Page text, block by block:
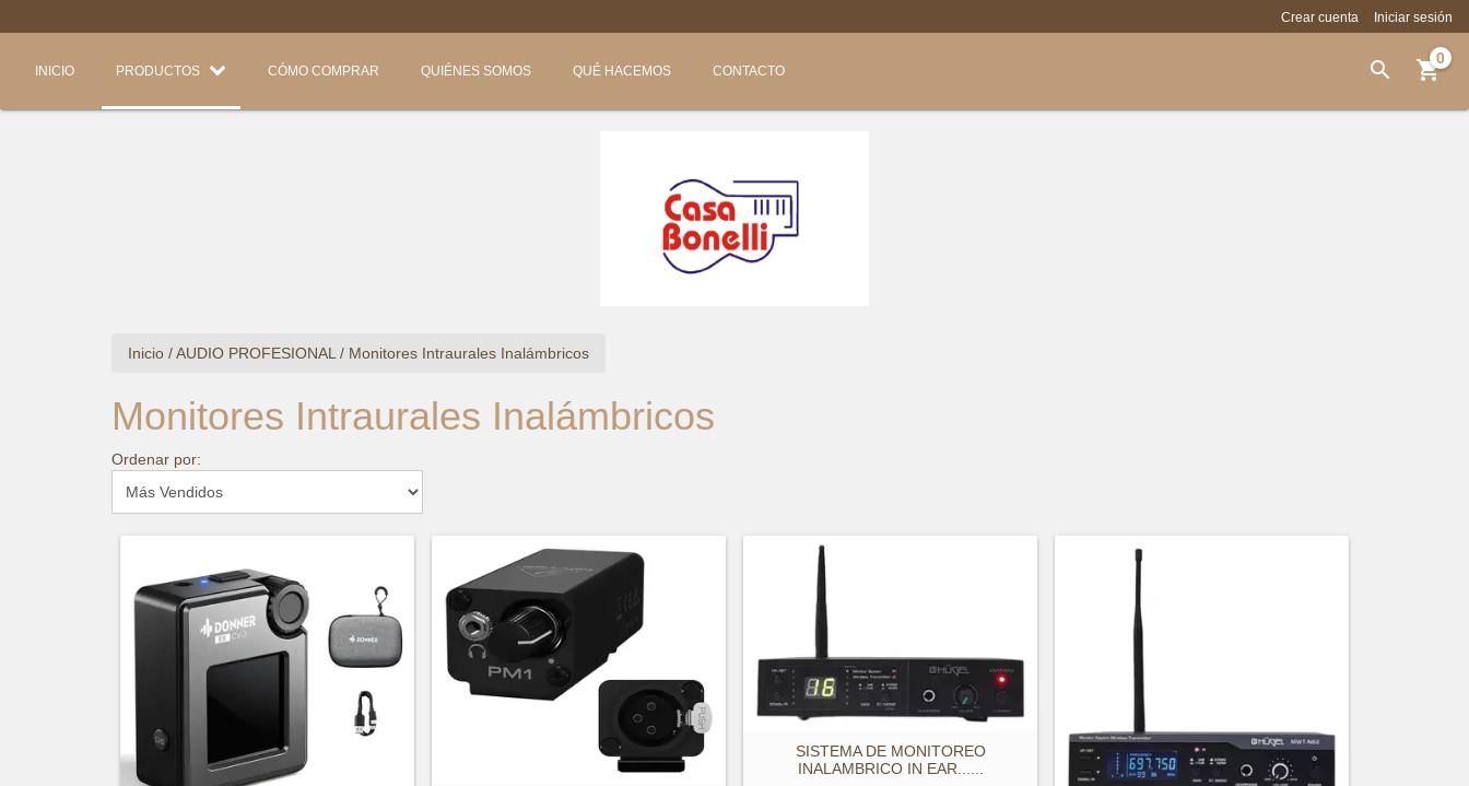

Crear cuenta Iniciar sesión
INICIO PRODUCTOS CÓMO COMPRAR QUIÉNES SOMOS QUÉ HACEMOS CONTACTO 0

Inicio /AUDIO PROFESIONAL / Monitores Intraurales Inalámbricos
Monitores Intraurales Inalámbricos
Ordenar por:
SISTEMA DE MONITOREO
INALAMBRICO IN EAR...